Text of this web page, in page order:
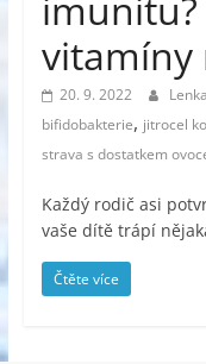
vitamíny
20. 9. 2022
bifidobakterie, jitrocel
strava s dostatkem
Každý rodič asi
vaše dítě trápí
Čtěte více